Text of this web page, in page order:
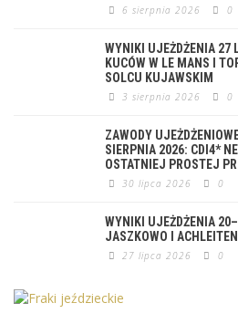
6 sierpnia 2026 0
WYNIKI UJEŻDŻENIA 27
KUCÓW W LE MANS I
SOLCU KUJAWSKIM
3 sierpnia 2026 0
ZAWODY
SIERPNIA 2026: CDI4*
OSTATNIEJ PROSTEJ
30 lipca 2026 0
WYNIKI UJEŻDŻENIA
JASZKOWO I
27 lipca 2026 0